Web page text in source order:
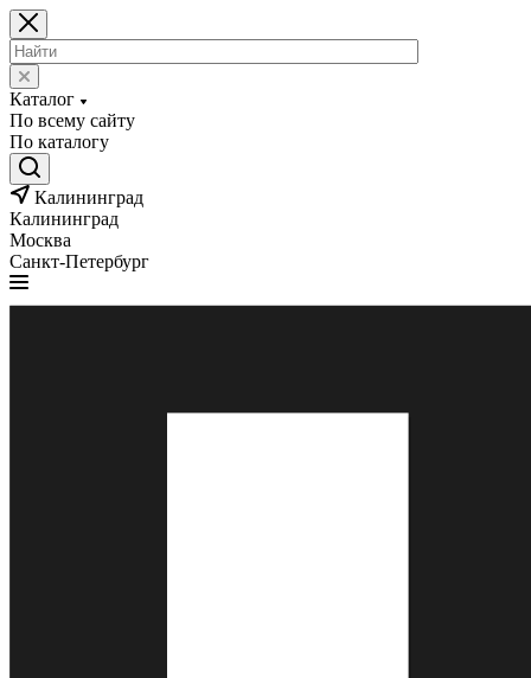
Каталог
По всему сайту
По каталогу
Калининград
Калининград
Москва
Санкт-Петербург